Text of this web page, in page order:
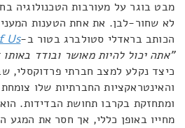
מבט בוגר על מעורבות הטכנולוגיה
לא שחור-לבן. את אחת הטענות
הכותב בראדלי סטולברג בטור ב-Us
"אתה יכול להיות מאושר ובודד באותו
כיצד נקלע למצב חברתי פרדוקסלי,
והאינטראקציות החברתיות שלו
ומתחזקת בקרבו תחושת הבדידות.
מחייו באופן כללי, אך חסר את המגע